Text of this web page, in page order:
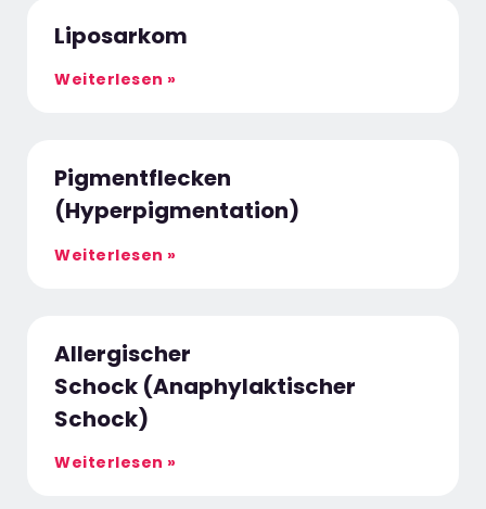
Liposarkom
Weiterlesen »
Pigmentflecken
(Hyperpigmentation)
Weiterlesen »
Allergischer
Schock (Anaphylaktischer
Schock)
Weiterlesen »